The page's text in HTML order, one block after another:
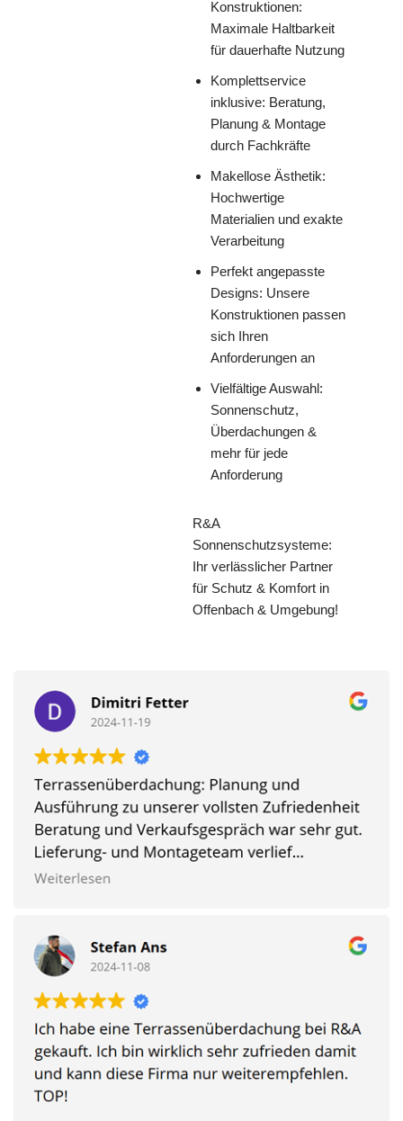
Konstruktionen:
Maximale Haltbarkeit
für dauerhafte Nutzung
Komplettservice
inklusive: Beratung,
Planung & Montage
durch Fachkräfte
Makellose Ästhetik:
Hochwertige
Materialien und exakte
Verarbeitung
Perfekt angepasste
Designs: Unsere
Konstruktionen passen
sich Ihren
Anforderungen an
Vielfältige Auswahl:
Sonnenschutz,
Überdachungen &
mehr für jede
Anforderung
R&A
Sonnenschutzsysteme:
Ihr verlässlicher Partner
für Schutz & Komfort in
Offenbach & Umgebung!